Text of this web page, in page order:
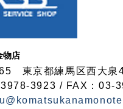
物店
東京都練馬区西大泉
3923 / FAX：03-